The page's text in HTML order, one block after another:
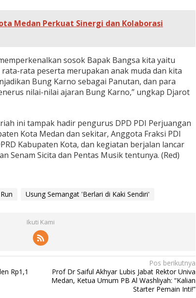
Medan Perkuat Sinergi dan Kolaborasi
sosok Bapak Bangsa kita yaitu
rata peserta merupakan anak muda dan kita
Bung Karno sebagai Panutan, dan para
nilai-nilai ajaran Bung Karno,” ungkap Djarot
ini tampak hadir pengurus DPD PDI Perjuangan
Kota Medan dan sekitar, Anggota Fraksi PDI
Kabupaten Kota, dan kegiatan berjalan lancar
Senam Sicita dan Pentas Musik tentunya. (Red)
Usung Semangat 'Berlari di Kaki Sendiri'
Ikuti Kami
Rp1,1
Pos berikutnya
Prof Dr Saiful Akhyar Lubis Jabat Rektor Univa
Medan, Ketua Umum PB Al Washliyah: “Kalian
Starter Pemain Inti!”